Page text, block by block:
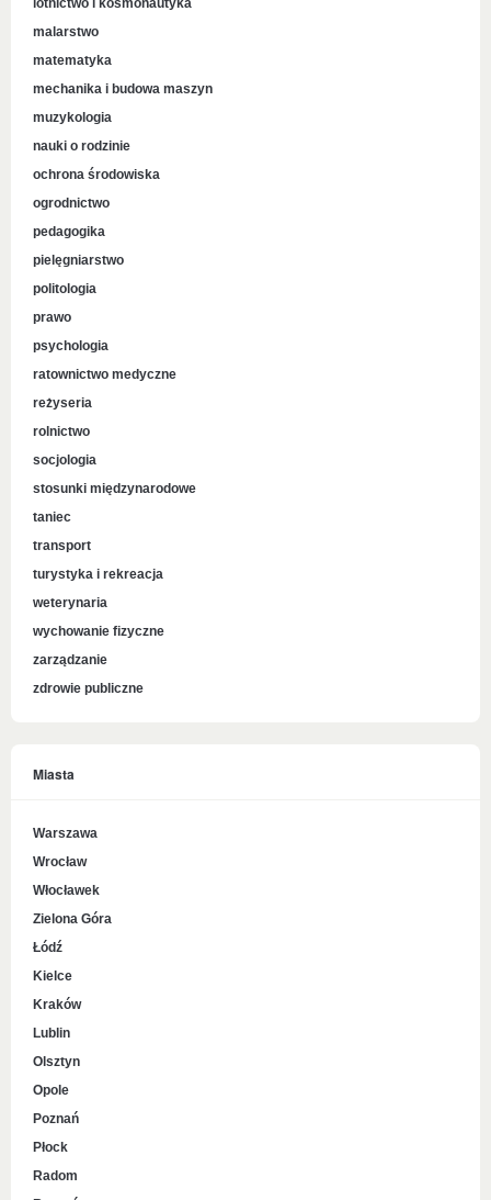
lotnictwo i kosmonautyka
malarstwo
matematyka
mechanika i budowa maszyn
muzykologia
nauki o rodzinie
ochrona środowiska
ogrodnictwo
pedagogika
pielęgniarstwo
politologia
prawo
psychologia
ratownictwo medyczne
reżyseria
rolnictwo
socjologia
stosunki międzynarodowe
taniec
transport
turystyka i rekreacja
weterynaria
wychowanie fizyczne
zarządzanie
zdrowie publiczne
Miasta
Warszawa
Wrocław
Włocławek
Zielona Góra
Łódź
Kielce
Kraków
Lublin
Olsztyn
Opole
Poznań
Płock
Radom